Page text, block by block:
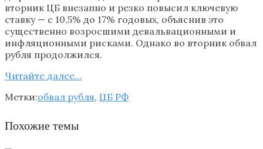
вторник ЦБ внезапно и резко повысил ключевую
ставку — с 10,5% до 17% годовых, объяснив это
существенно возросшими девальвационными и
инфляционными рисками. Однако во вторник обвал
рубля продолжился.
Читайте далее…
Метки:обвал рубля, ЦБ РФ
Похожие темы